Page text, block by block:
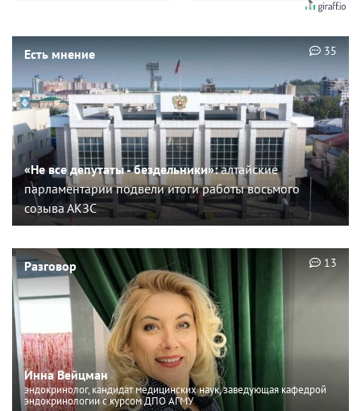
Есть мнение
«Не все депутаты - бездельники»:алтайские
парламентарии подвели итоги работы восьмого
созыва АКЗС
35
Разговор
Инна Вейцман
эндокринолог, кандидат медицинских наук, заведующая кафедрой
эндокринологии с курсом ДПО АГМУ
13